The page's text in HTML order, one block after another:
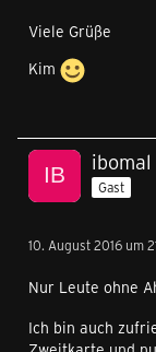
Viele Grüße
Kim
ibomal
Gast
10. August 2016 um
Nur Leute ohne
Ich bin auch